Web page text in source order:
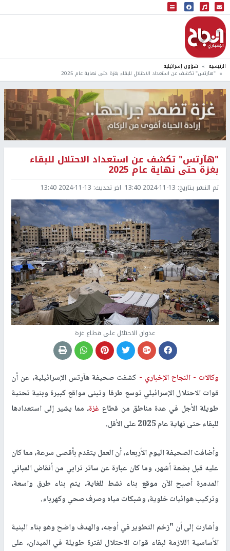
البث المباشر
إذاعة النجاح
الرئيسية شؤون إسرائيلية
"هآرتس" تكشف عن استعداد الاحتلال للبقاء بغزة حتى نهاية عام 2025
"هآرتس" تكشف عن استعداد الاحتلال للبقاء
بغزة حتى نهاية عام 2025
تم النشر بتاريخ: 2024-11-13 13:40 اخر تحديث: 2024-11-13 13:40
عدوان الاحتلال على قطاع غزة
وكالات -النجاح الإخباري - كشفت صحيفة هآرتس الإسرائيلية، عن أن
قوات الاحتلال الإسرائيلي توسع طرقا وتبنى مواقع كبيرة وبنية تحتية
طويلة الأجل في عدة مناطق من قطاع غزة، مما يشير إلى استعدادها
للبقاء حتى نهاية عام 2025 على الأقل.
وأضافت الصحيفة اليوم الأربعاء، أن العمل يتقدم بأقصى سرعة، مما كان
عليه قبل بضعة أشهر، وما كان عبارة عن ساتر ترابي من أنقاض المباني
المدمرة أصبح الآن موقع بناء نشط للغاية، يتم بناء طرق واسعة،
وتركيب هوائيات خلوية، وشبكات مياه وصرف صحي وكهرباء.
وأشارت إلى أن "زخم التطوير في أوجه، والهدف واضح وهو بناء البنية
الأساسية اللازمة لبقاء قوات الاحتلال لفترة طويلة في الميدان، على